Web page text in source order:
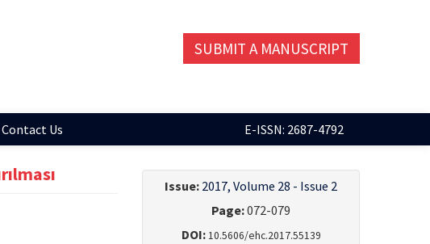
SUBMIT A MANUSCRIPT
Contact Us E-ISSN: 2687-4792
Issue: 2017, Volume 28 - Issue 2
Page:072-079
DOI: 10.5606/ehc.2017.55139